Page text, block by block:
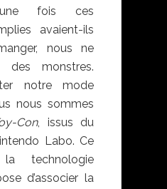
une fois ces
avaient-ils
nous ne
des monstres.
notre mode
nous sommes
Con, issus du
Labo. Ce
technologie
d’associer la